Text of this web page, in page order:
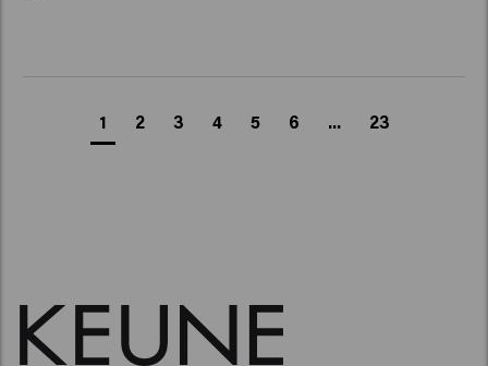
1 2 3 4 5 6 ... 23